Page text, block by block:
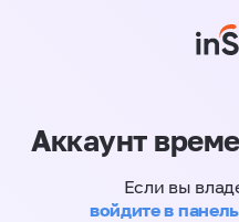
Аккаунт
Если вы
войдите в